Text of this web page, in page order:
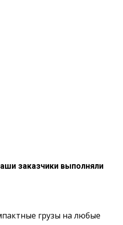
заказчики выполняли
грузы на любые